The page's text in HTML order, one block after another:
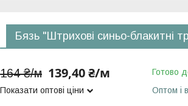
Бязь "Штрихові синьо-блакитні
164 ₴/м 139,40 ₴/м
Показати оптові ціни
Готово
Оптом і